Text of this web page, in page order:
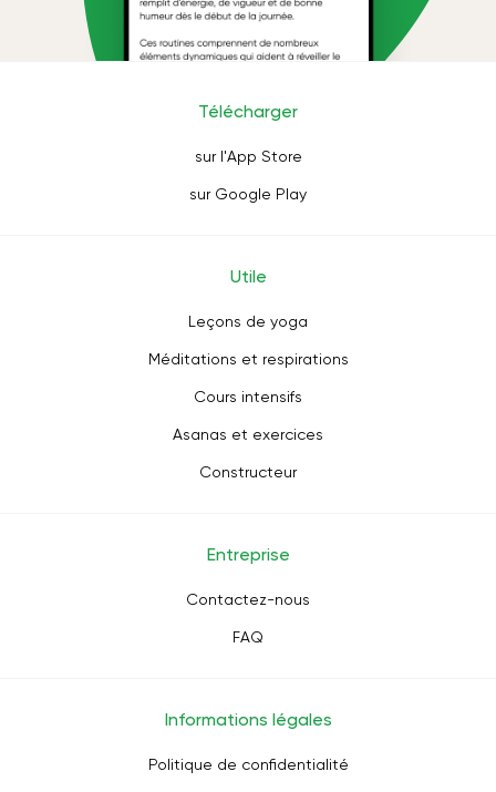
Télécharger
sur l'App Store
sur Google Play
Utile
Leçons de yoga
Méditations et respirations
Cours intensifs
Asanas et exercices
Constructeur
Entreprise
Contactez-nous
FAQ
Informations légales
Politique de confidentialité